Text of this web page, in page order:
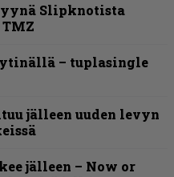
Slipknotista
– tuplasingle
jälleen uuden levyn
jälleen – Now or